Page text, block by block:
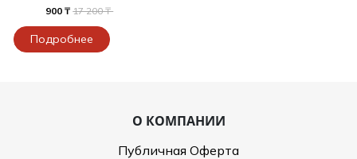
900 ₸17 200 ₸
Подробнее
О КОМПАНИИ
Публичная Оферта